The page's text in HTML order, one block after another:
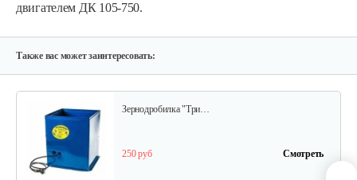
двигателем ДК 105-750.
Также вас может заинтересовать:
Зернодробилка Хрюша 300 кг/ч
199 руб
Зернодробилка "Три…
250 руб Смотреть